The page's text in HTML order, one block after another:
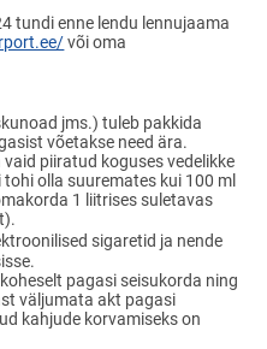
tundi enne lendu lennujaama
või oma
jms.) tuleb pakkida
võetakse need ära.
piiratud koguses vedelikke
olla suuremates kui 100 ml
1 liitrises suletavas
sigaretid ja nende
pagasi seisukorda ning
väljumata akt pagasi
kahjude korvamiseks on